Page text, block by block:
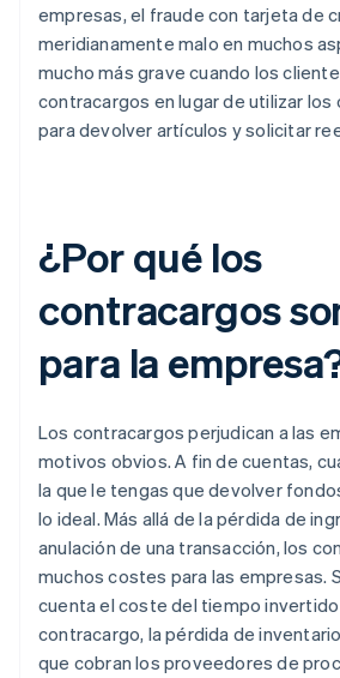
empresas, el fraude con tarjeta de
meridianamente malo en muchos
mucho más grave cuando los
contracargos en lugar de utilizar los
para devolver artículos y solicitar
¿Por qué los
contracargos
para la
Los contracargos perjudican a las
motivos obvios. A fin de cuentas,
la que le tengas que devolver
lo ideal. Más allá de la pérdida de
anulación de una transacción, los
muchos costes para las empresas.
cuenta el coste del tiempo
contracargo, la pérdida de
que cobran los proveedores de